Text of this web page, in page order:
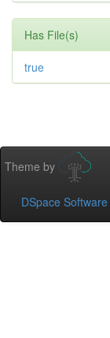
Has File(s)
true
Theme by
DSpace Software